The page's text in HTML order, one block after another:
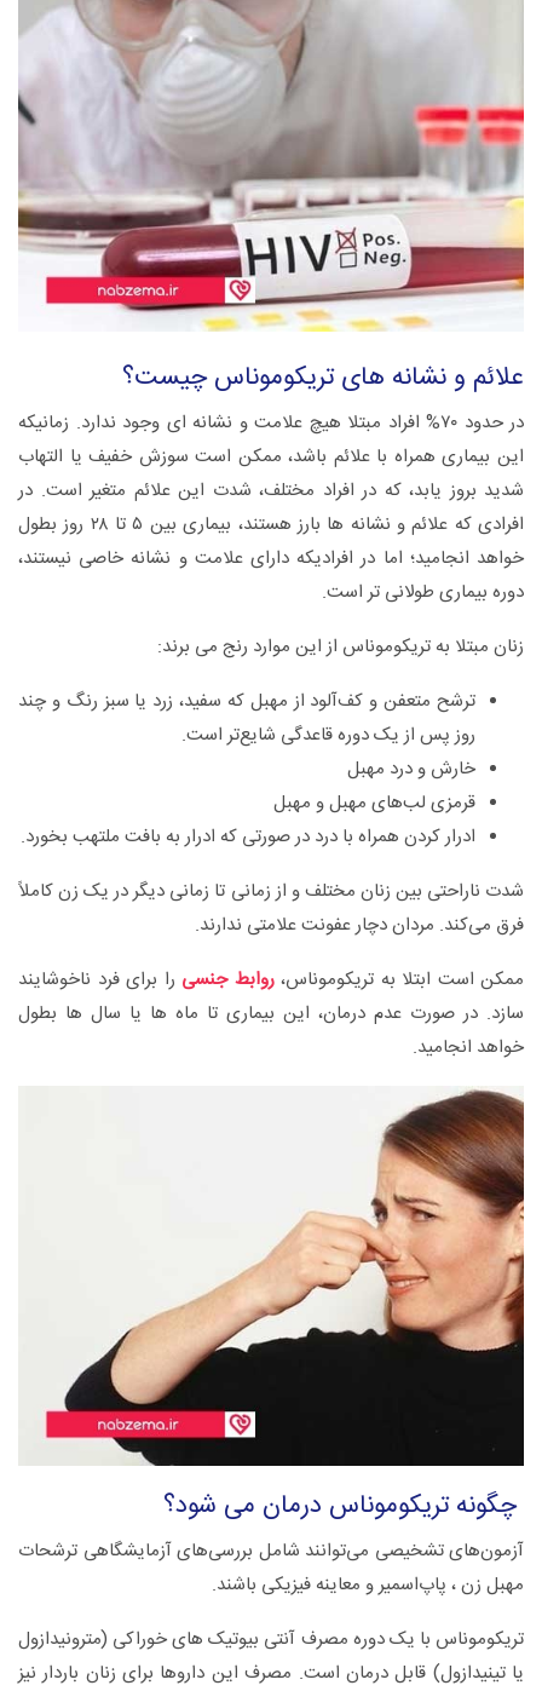
علائم و نشانه های تریکوموناس چیست؟
در حدود ۷۰% افراد مبتلا هیچ علامت و نشانه ای وجود ندارد. زمانیکه
این بیماری همراه با علائم باشد، ممکن است سوزش خفیف یا التهاب
شدید بروز یابد، که در افراد مختلف، شدت این علائم متغیر است. در
افرادی که علائم و نشانه ها بارز هستند، بیماری بین ۵ تا ۲۸ روز بطول
خواهد انجامید؛ اما در افرادیکه دارای علامت و نشانه خاصی نیستند،
دوره بیماری طولانی تر است.
زنان مبتلا به تریکوموناس از این موارد رنج می برند:
ترشح‌ متعفن‌ و کف‌آلود از مهبل که سفید، زرد یا سبز رنگ و‌ چند
روز پس‌ از یک‌ دوره‌ قاعدگی‌ شایع‌تر است‌.
خارش‌ و درد مهبل‌
قرمزی‌ لب‌های‌ مهبل‌ و مهبل‌
ادرار کردن‌ همراه‌ با درد در صورتی‌ که‌ ادرار به‌ بافت‌ ملتهب‌ بخورد.
شدت‌ ناراحتی‌ بین‌ زنان‌ مختلف‌ و از زمانی‌ تا زمانی‌ دیگر در یک‌ زن‌ کاملاً
فرق‌ می‌کند. مردان‌ دچار عفونت‌ علامتی‌ ندارند.
ممکن است ابتلا به تریکوموناس،روابط جنسی را برای فرد ناخوشایند
سازد. در صورت عدم درمان، این بیماری تا ماه ها یا سال ها بطول
خواهد انجامید.
چگونه تریکوموناس درمان می شود؟
آزمون‌های‌ تشخیصی‌ می‌توانند شامل‌ بررسی‌های‌ آزمایشگاهی‌ ترشحات‌
مهبل‌ زن ، پاپ‌اسمیر و معاینه‌ فیزیکی‌ باشند.
تریکوموناس با یک دوره مصرف آنتی بیوتیک های خوراکی (مترونیدازول
یا تینیدازول) قابل درمان است. مصرف این داروها برای زنان باردار نیز